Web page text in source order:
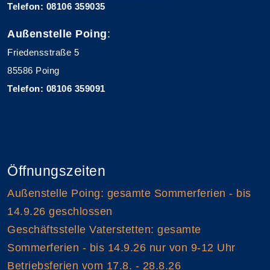
Telefon: 08106 359035
Außenstelle Poing:
Friedensstraße 5
85586 Poing
Telefon: 08106 359091
Öffnungszeiten
Außenstelle Poing: gesamte Sommerferien - bis
14.9.26 geschlossen
Geschäftsstelle Vaterstetten: gesamte
Sommerferien - bis 14.9.26 nur von 9-12 Uhr
Betriebsferien vom 17.8. - 28.8.26